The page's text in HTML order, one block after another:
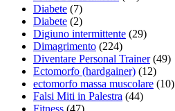
Diabete (7)
Diabete (2)
Digiuno intermittente (29)
Dimagrimento (224)
Diventare Personal Trainer(49)
Ectomorfo (hardgainer) (12)
ectomorfo massa muscolare (10)
Falsi Miti in Palestra (44)
Fitness (47)